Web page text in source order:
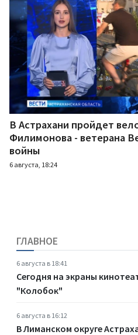
В Астрахани пройдет
Филимонова - ветерана
войны
6 августа, 18:24
ГЛАВНОЕ
6 августа в 18:41
Сегодня на экраны
"Колобок"
6 августа в 16:12
В Лиманском округе